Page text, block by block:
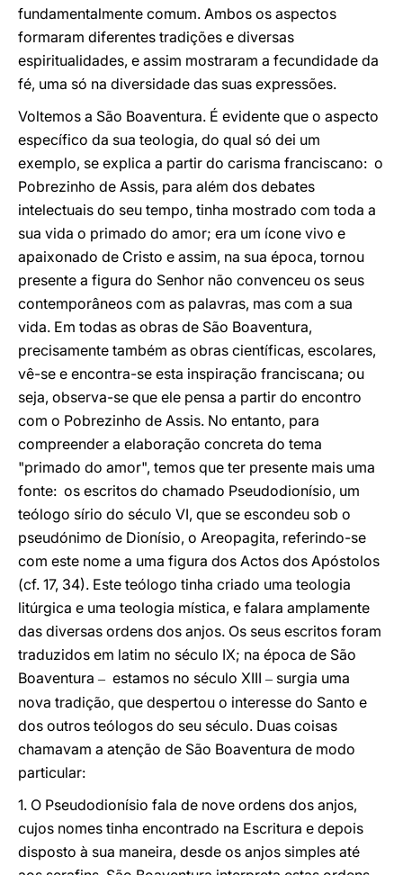
fundamentalmente comum. Ambos os aspectos
formaram diferentes tradições e diversas
espiritualidades, e assim mostraram a fecundidade da
fé, uma só na diversidade das suas expressões.
Voltemos a São Boaventura. É evidente que o aspecto
específico da sua teologia, do qual só dei um
exemplo, se explica a partir do carisma franciscano: o
Pobrezinho de Assis, para além dos debates
intelectuais do seu tempo, tinha mostrado com toda a
sua vida o primado do amor; era um ícone vivo e
apaixonado de Cristo e assim, na sua época, tornou
presente a figura do Senhor não convenceu os seus
contemporâneos com as palavras, mas com a sua
vida. Em todas as obras de São Boaventura,
precisamente também as obras científicas, escolares,
vê-se e encontra-se esta inspiração franciscana; ou
seja, observa-se que ele pensa a partir do encontro
com o Pobrezinho de Assis. No entanto, para
compreender a elaboração concreta do tema
"primado do amor", temos que ter presente mais uma
fonte: os escritos do chamado Pseudodionísio, um
teólogo sírio do século VI, que se escondeu sob o
pseudónimo de Dionísio, o Areopagita, referindo-se
com este nome a uma figura dos Actos dos Apóstolos
(cf. 17, 34). Este teólogo tinha criado uma teologia
litúrgica e uma teologia mística, e falara amplamente
das diversas ordens dos anjos. Os seus escritos foram
traduzidos em latim no século IX; na época de São
Boaventura – estamos no século XIII – surgia uma
nova tradição, que despertou o interesse do Santo e
dos outros teólogos do seu século. Duas coisas
chamavam a atenção de São Boaventura de modo
particular:
1. O Pseudodionísio fala de nove ordens dos anjos,
cujos nomes tinha encontrado na Escritura e depois
disposto à sua maneira, desde os anjos simples até